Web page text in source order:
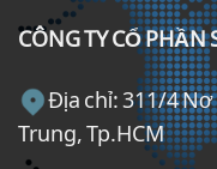
CÔNG TY CỔ
Địa chỉ: 311/4
Trung, Tp.HCM